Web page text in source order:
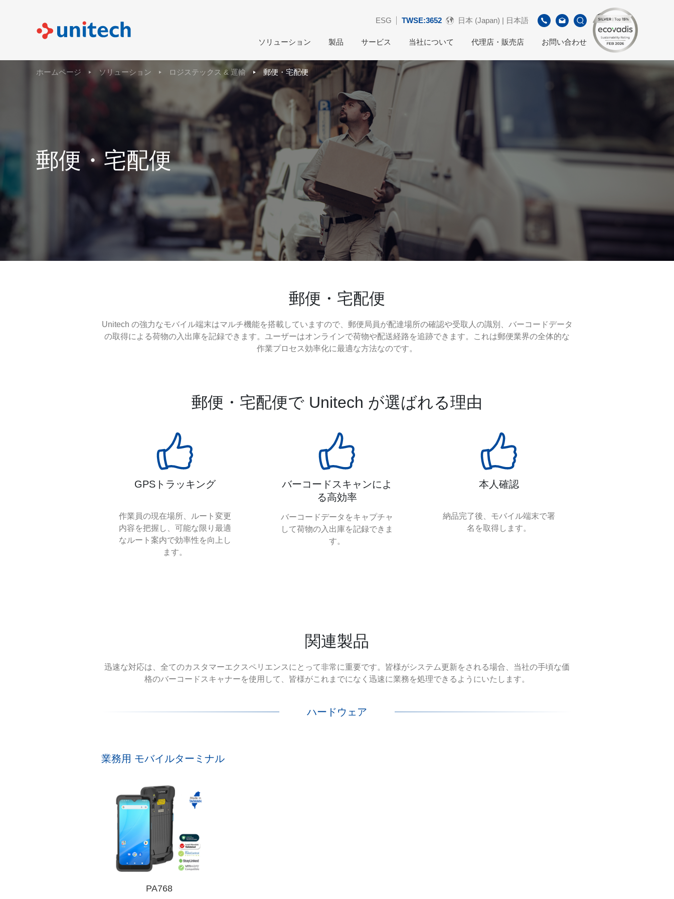
ESG TWSE:3652 日本 (Japan) | 日本語
ソリューション 製品 サービス 当社について 代理店・販売店 お問い合わせ
ホームページ ソリューション ロジステックス & 運輸 郵便・宅配便
郵便・宅配便
郵便・宅配便
Unitech の強力なモバイル端末はマルチ機能を搭載していますので、郵便局員が配達場所の確認や受取人の識別、バーコードデータ
の取得による荷物の入出庫を記録できます。ユーザーはオンラインで荷物や配送経路を追跡できます。これは郵便業界の全体的な
作業プロセス効率化に最適な方法なのです。
郵便・宅配便で Unitech が選ばれる理由
GPSトラッキング
作業員の現在場所、ルート変更
内容を把握し、可能な限り最適
なルート案内で効率性を向上し
ます。
バーコードスキャンによ
る高効率
バーコードデータをキャプチャ
して荷物の入出庫を記録できま
す。
本人確認
納品完了後、モバイル端末で署
名を取得します。
関連製品
迅速な対応は、全てのカスタマーエクスペリエンスにとって非常に重要です。皆様がシステム更新をされる場合、当社の手頃な価
格のバーコードスキャナーを使用して、皆様がこれまでになく迅速に業務を処理できるようにいたします。
ハードウェア
業務用 モバイルターミナル
PA768